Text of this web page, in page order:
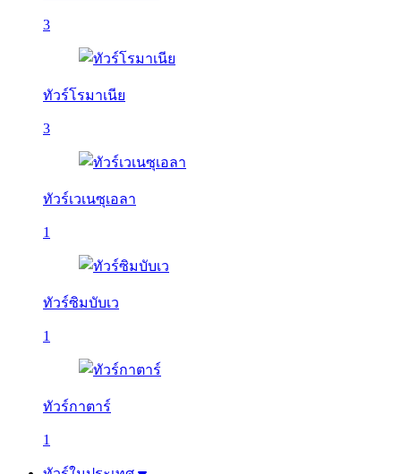
3
ทัวร์โรมาเนีย
3
ทัวร์เวเนซุเอลา
1
ทัวร์ซิมบับเว
1
ทัวร์กาตาร์
1